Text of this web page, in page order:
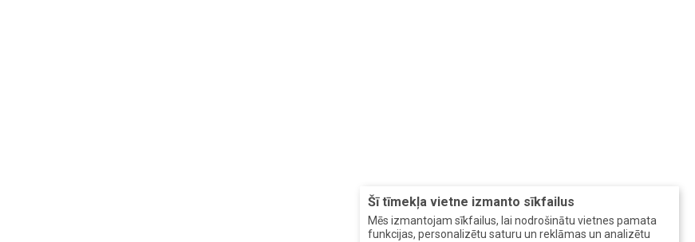
Šī tīmekļa vietne izmanto sīkfailus
Mēs izmantojam sīkfailus, lai nodrošinātu vietnes pamata
funkcijas, personalizētu saturu un reklāmas un analizētu